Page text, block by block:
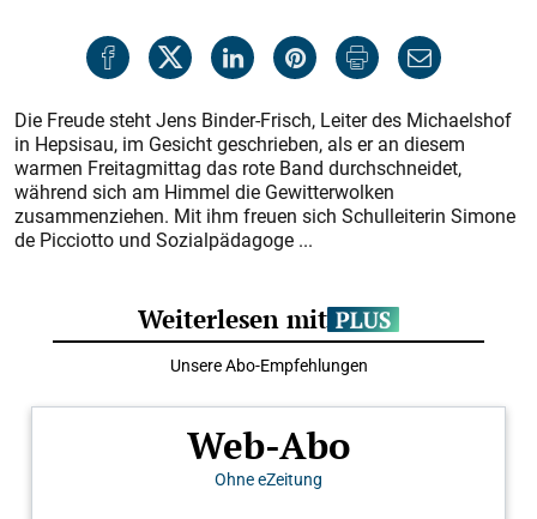
Die Freude steht Jens Binder-Frisch, Leiter des Michaelshof
in Hepsisau, im Gesicht geschrieben, als er an diesem
warmen Freitagmittag das rote Band durchschneidet,
während sich am Himmel die Gewitterwolken
zusammenziehen. Mit ihm freuen sich Schulleiterin Simone
de Picciotto und Sozialpädagoge ...